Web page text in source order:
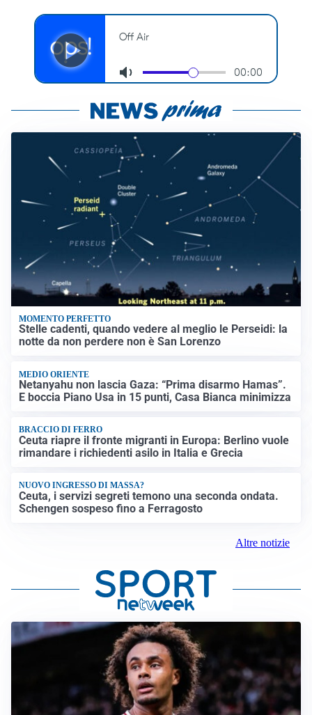
MOMENTO PERFETTO
Stelle cadenti, quando vedere al meglio le Perseidi: la
notte da non perdere non è San Lorenzo
MEDIO ORIENTE
Netanyahu non lascia Gaza: “Prima disarmo Hamas”.
E boccia Piano Usa in 15 punti, Casa Bianca minimizza
BRACCIO DI FERRO
Ceuta riapre il fronte migranti in Europa: Berlino vuole
rimandare i richiedenti asilo in Italia e Grecia
NUOVO INGRESSO DI MASSA?
Ceuta, i servizi segreti temono una seconda ondata.
Schengen sospeso fino a Ferragosto
Altre notizie